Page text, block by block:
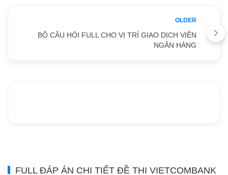
OLDER
BỘ CÂU HỎI FULL CHO VỊ TRÍ GIAO DỊCH VIÊN
NGÂN HÀNG
FULL ĐÁP ÁN CHI TIẾT ĐỀ THI VIETCOMBANK